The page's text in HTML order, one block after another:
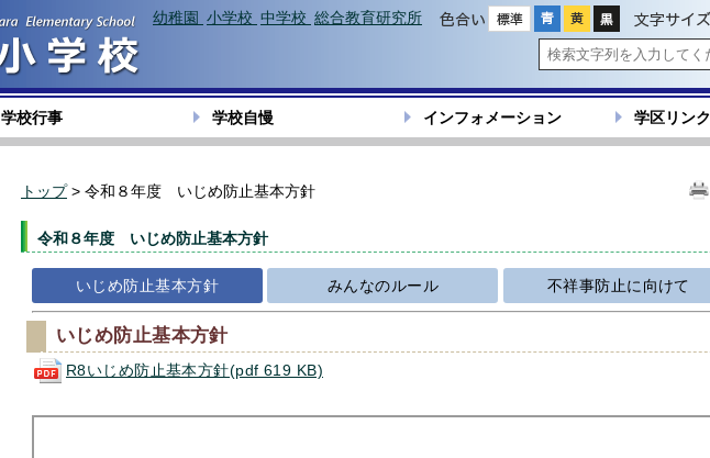
色合い
幼稚園 小学校 中学校 総合教育研究所
学校行事 学校自慢 インフォメーション 学区リンク
トップ> 令和８年度 いじめ防止基本方針
令和８年度 いじめ防止基本方針
いじめ防止基本方針 みんなのルール 不祥事防止に向けて
いじめ防止基本方針
R8いじめ防止基本方針(pdf 619 KB)